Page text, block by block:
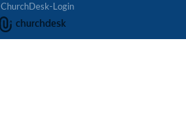
ChurchDesk-Login